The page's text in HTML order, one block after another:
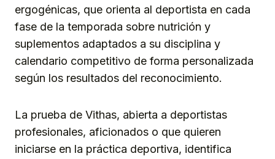
ergogénicas, que orienta al deportista en cada
fase de la temporada sobre nutrición y
suplementos adaptados a su disciplina y
calendario competitivo de forma personalizada
según los resultados del reconocimiento.
La prueba de Vithas, abierta a deportistas
profesionales, aficionados o que quieren
iniciarse en la práctica deportiva, identifica